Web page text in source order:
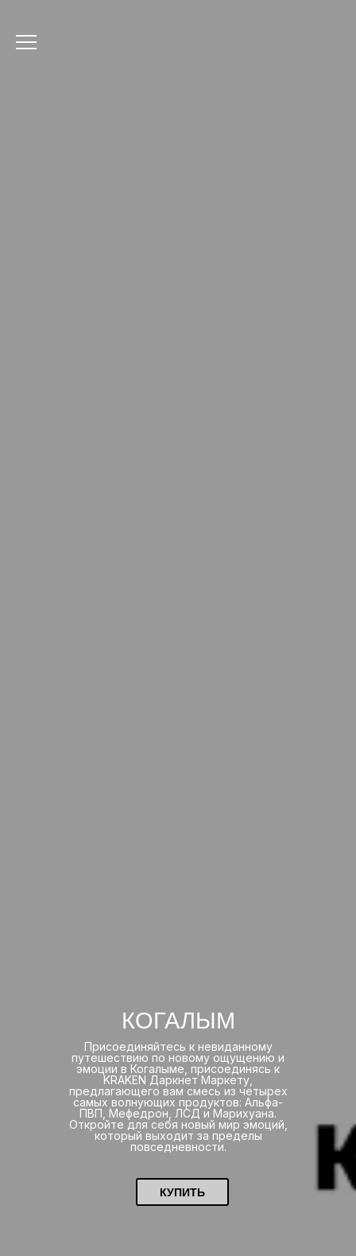
КОГАЛЫМ
Присоединяйтесь к невиданному
путешествию по новому ощущению и
эмоции в Когалыме, присоединясь к
KRAKEN Даркнет Маркету,
предлагающего вам смесь из четырех
самых волнующих продуктов: Альфа-
ПВП, Мефедрон, ЛСД и Марихуана.
Откройте для себя новый мир эмоций,
который выходит за пределы
повседневности.
КУПИТЬ